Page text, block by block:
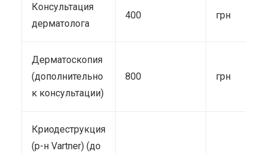
Консультация
дерматолога
400 грн
Дерматоскопия
(дополнительно
к консультации)
800 грн
Криодеструкция
(р-н Vartner) (до